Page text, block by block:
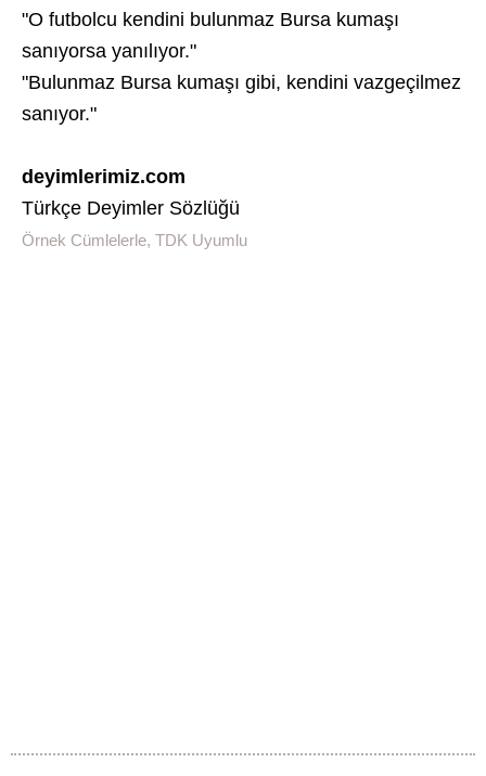
"O futbolcu kendini bulunmaz Bursa kumaşı
sanıyorsa yanılıyor."
"Bulunmaz Bursa kumaşı gibi, kendini vazgeçilmez
sanıyor."
deyimlerimiz.com
Türkçe Deyimler Sözlüğü
Örnek Cümlelerle, TDK Uyumlu